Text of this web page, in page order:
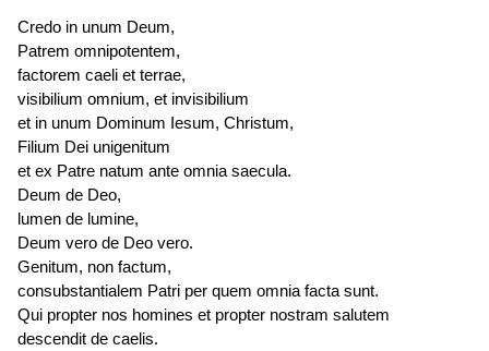
Credo in unum Deum,
Patrem omnipotentem,
factorem caeli et terrae,
visibilium omnium, et invisibilium
et in unum Dominum Iesum, Christum,
Filium Dei unigenitum
et ex Patre natum ante omnia saecula.
Deum de Deo,
lumen de lumine,
Deum vero de Deo vero.
Genitum, non factum,
consubstantialem Patri per quem omnia facta sunt.
Qui propter nos homines et propter nostram salutem
descendit de caelis.